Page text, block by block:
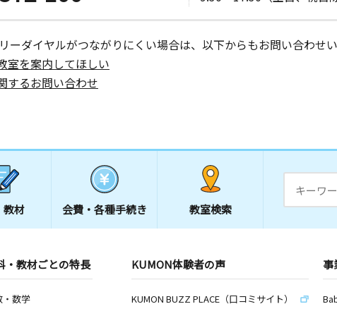
ーダイヤルがつながりにくい場合は、以下からもお問い合わせ
室を案内してほしい
するお問い合わせ
教材 会費・ 各種手続き 教室検索
・教材ごとの特長
・数学
KUMON体験者の声
KUMON BUZZ PLACE（口コミサイト）
事